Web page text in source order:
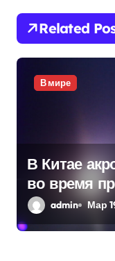
и
я
п
и
Related
В мире
В Китае
во время
admin Мар